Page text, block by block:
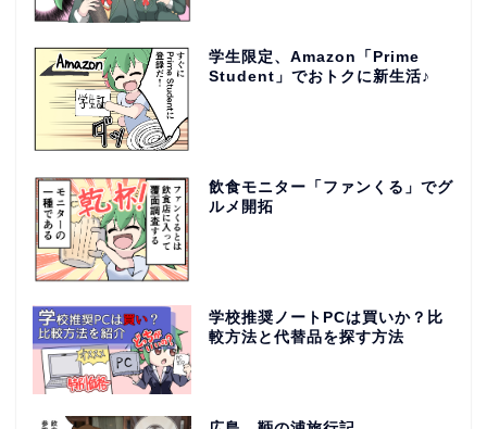
学生限定、Amazon「Prime
Student」でおトクに新生活♪
飲食モニター「ファンくる」でグ
ルメ開拓
学校推奨ノートPCは買いか？比
較方法と代替品を探す方法